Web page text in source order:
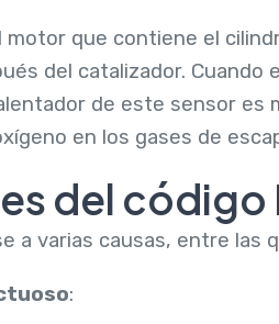
motor que contiene el
del catalizador. Cuando
de este sensor es
en los gases de
del código
a varias causas, entre las
: